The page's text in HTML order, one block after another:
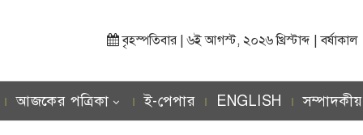
বৃহস্পতিবার | ৬ই আগস্ট, ২০২৬ খ্রিস্টাব্দ | বর্ষাকাল
আজকের পত্রিকা ই-পেপার ENGLISH সম্পাদকীয়